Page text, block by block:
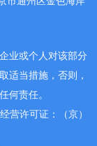
业或个人对该部分
适当措施，否则，
何责任。
营许可证：（京）